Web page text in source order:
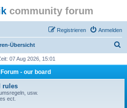
community forum
Anmelden
Registrieren
Übersicht
h
07 Aug 2026, 15:01
- our board
rules
usw.
ect.